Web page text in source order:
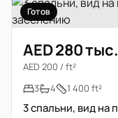
Готов
AED 280 тыс.
AED 200 / ft²
3
4 1 400 ft²